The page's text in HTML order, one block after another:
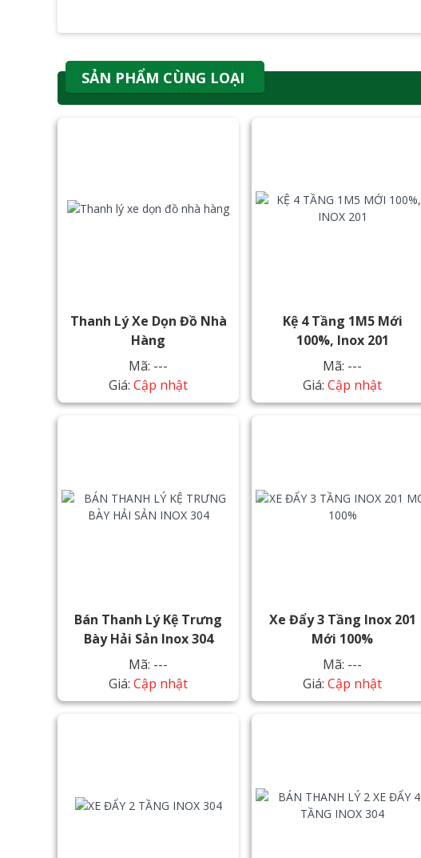
SẢN PHẨM CÙNG LOẠI
Thanh Lý Xe Dọn Đồ Nhà
Hàng
Mã: ---
Giá:Cập nhật
Kệ 4 Tầng 1M5 Mới
100%, Inox 201
Mã: ---
Giá:Cập nhật
Bán Thanh Lý Kệ Trưng
Bày Hải Sản Inox 304
Mã: ---
Giá:Cập nhật
Xe Đẩy 3 Tầng Inox 201
Mới 100%
Mã: ---
Giá:Cập nhật